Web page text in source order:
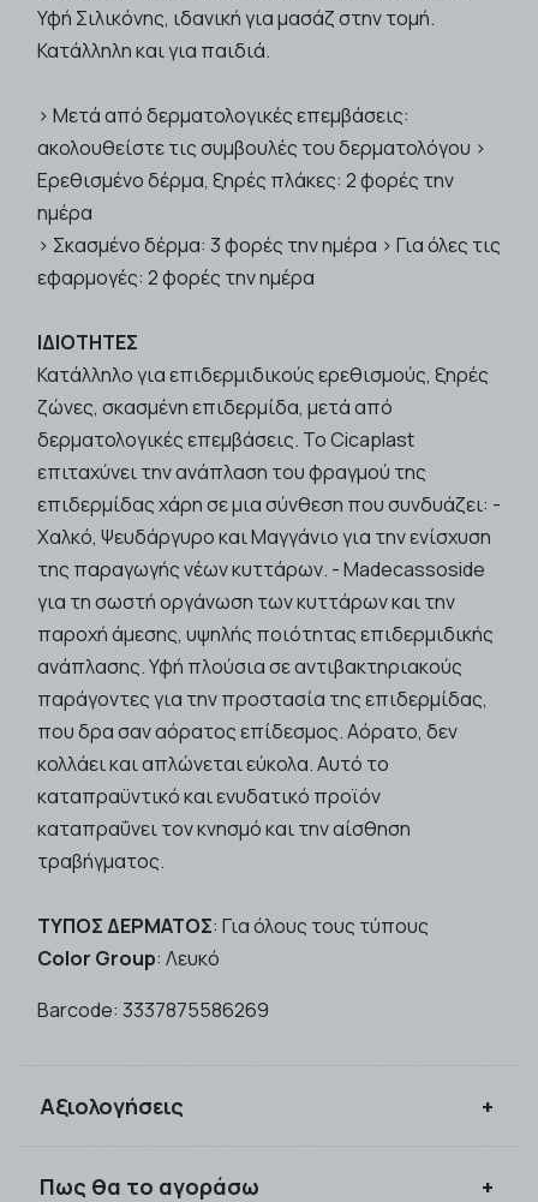
Υφή Σιλικόνης, ιδανική για μασάζ στην τομή.
Κατάλληλη και για παιδιά.
> Μετά από δερματολογικές επεμβάσεις:
ακολουθείστε τις συμβουλές του δερματολόγου >
Ερεθισμένο δέρμα, ξηρές πλάκες: 2 φορές την
ημέρα
> Σκασμένο δέρμα: 3 φορές την ημέρα > Για όλες τις
εφαρμογές: 2 φορές την ημέρα
ΙΔΙΟΤΗΤΕΣ
Κατάλληλο για επιδερμιδικούς ερεθισμούς, ξηρές
ζώνες, σκασμένη επιδερμίδα, μετά από
δερματολογικές επεμβάσεις. Το Cicaplast
επιταχύνει την ανάπλαση του φραγμού της
επιδερμίδας χάρη σε μια σύνθεση που συνδυάζει: -
Χαλκό, Ψευδάργυρο και Μαγγάνιο για την ενίσχυση
της παραγωγής νέων κυττάρων. - Madecassoside
για τη σωστή οργάνωση των κυττάρων και την
παροχή άμεσης, υψηλής ποιότητας επιδερμιδικής
ανάπλασης. Υφή πλούσια σε αντιβακτηριακούς
παράγοντες για την προστασία της επιδερμίδας,
που δρα σαν αόρατος επίδεσμος. Αόρατο, δεν
κολλάει και απλώνεται εύκολα. Αυτό το
καταπραϋντικό και ενυδατικό προϊόν
καταπραΰνει τον κνησμό και την αίσθηση
τραβήγματος.
ΤΥΠΟΣ ΔΕΡΜΑΤΟΣ: Για όλους τους τύπους
Color Group: Λευκό
Barcode: 3337875586269
Αξιολογήσεις
Πως θα το αγοράσω